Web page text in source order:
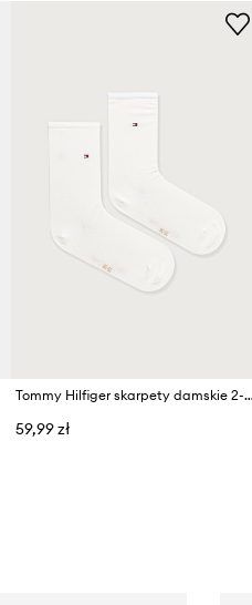
ID
Tommy Hilfiger skarpety damskie 2-pack
59,99 zł